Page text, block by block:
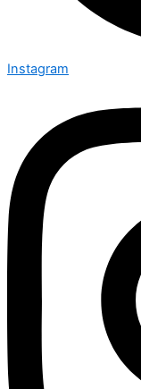
Instagram